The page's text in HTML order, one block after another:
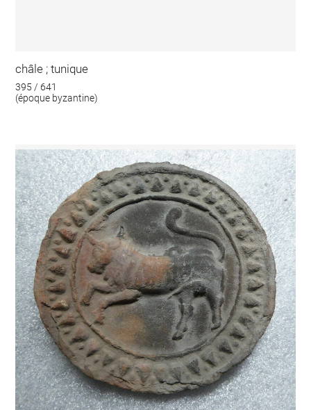
châle ; tunique
395 / 641
(époque byzantine)